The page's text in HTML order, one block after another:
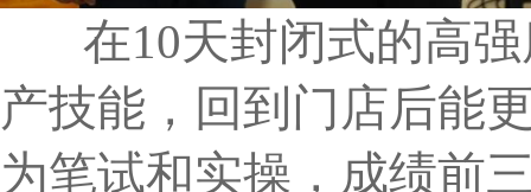
在10天封闭式的高强
产技能，回到门店后能
为笔试和实操，成绩前